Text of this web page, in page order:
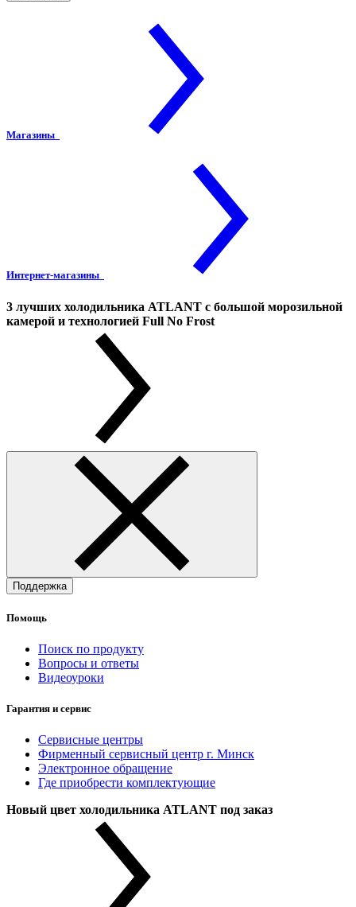
Магазины
Интернет-магазины
3 лучших холодильника ATLANT с большой морозильной
камерой и технологией Full No Frost
Поддержка
Помощь
Поиск по продукту
Вопросы и ответы
Видеоуроки
Гарантия и сервис
Сервисные центры
Фирменный сервисный центр г. Минск
Электронное обращение
Где приобрести комплектующие
Новый цвет холодильника ATLANT под заказ